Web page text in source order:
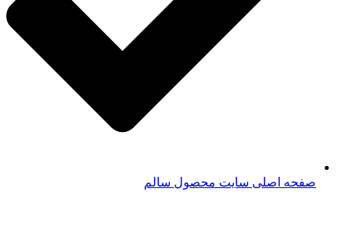
صفحه اصلی سایت محصول سالم